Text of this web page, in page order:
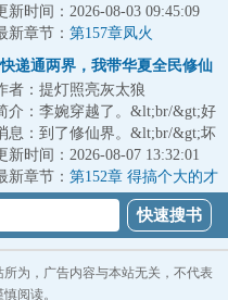
爱情故事。...
新时间：2026-08-03 09:45:09
新章节： 第157章凤火
快递通两界，我带华夏全民修仙
者：提灯照亮灰太狼
介：李婉穿越了。&lt;br/&gt;好
息：到了修仙界。&lt;br/&gt;坏
息：没灵根，修不了仙。
&gt;...
新时间：2026-08-07 13:32:01
新章节： 第152章 得搞个大的才
为，广告内容与本站无关，不代表
阅读。